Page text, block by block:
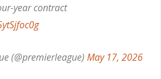
year contract
(@premierleague) May 17, 2026